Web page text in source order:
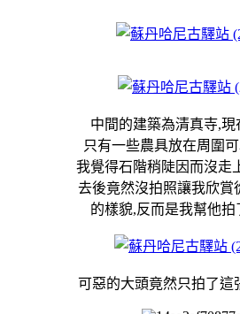
中間的建築為清真寺,現
只有一些農具放在周圍
我覺得石階稍陡因而沒走
去後竟然沒拍照讓我欣賞
的樣貌,反而是我幫他拍
可惡的大頭竟然只拍了這